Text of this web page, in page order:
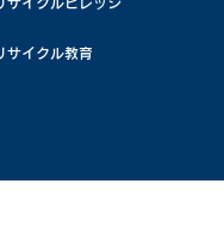
サイクル教育